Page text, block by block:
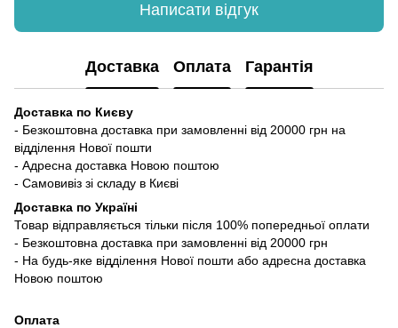
Написати відгук
Доставка Оплата Гарантія
Доставка по Києву
- Безкоштовна доставка при замовленні від 20000 грн на
відділення Нової пошти
- Адресна доставка Новою поштою
- Самовивіз зі складу в Києві
Доставка по Україні
Товар відправляється тільки після 100% попередньої оплати
- Безкоштовна доставка при замовленні від 20000 грн
- На будь-яке відділення Нової пошти або адресна доставка
Новою поштою
Оплата